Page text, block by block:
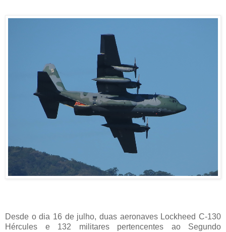
Desde o dia 16 de julho, duas aeronaves Lockheed C-130
Hércules e 132 militares pertencentes ao Segundo